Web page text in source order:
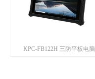
KPC-FB122H 三防平板电脑